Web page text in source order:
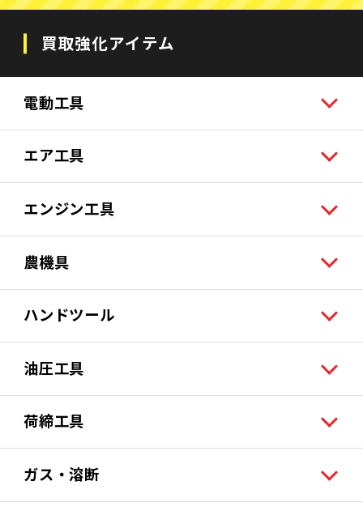
買取強化アイテム
電動工具
エア工具
エンジン工具
農機具
ハンドツール
油圧工具
荷締工具
ガス・溶断